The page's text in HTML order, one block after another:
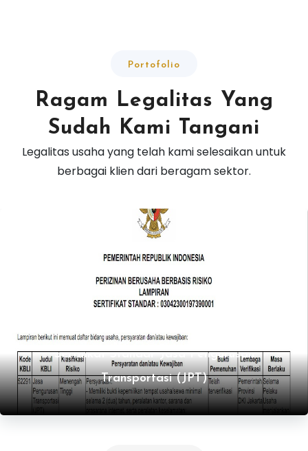
Portofolio
Ragam Legalitas Yang
Sudah Kami Tangani
Legalitas usaha yang telah kami selesaikan untuk
berbagai klien dari beragam sektor.
Lihat Semua
Sertifikat Standar Jasa Pengurusan
Transportasi (JPT)